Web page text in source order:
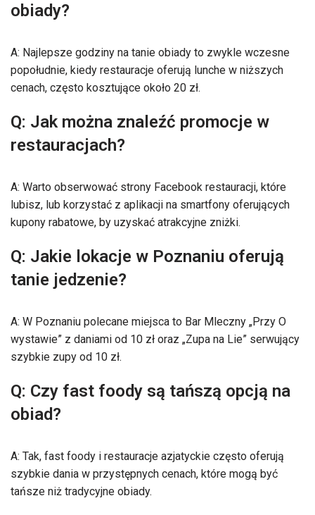
obiady?
A: Najlepsze godziny na tanie obiady to zwykle wczesne
popołudnie, kiedy restauracje oferują lunche w niższych
cenach, często kosztujące około 20 zł.
Q: Jak można znaleźć promocje w
restauracjach?
A: Warto obserwować strony Facebook restauracji, które
lubisz, lub korzystać z aplikacji na smartfony oferujących
kupony rabatowe, by uzyskać atrakcyjne zniżki.
Q: Jakie lokacje w Poznaniu oferują
tanie jedzenie?
A: W Poznaniu polecane miejsca to Bar Mleczny „Przy O
wystawie” z daniami od 10 zł oraz „Zupa na Lie” serwujący
szybkie zupy od 10 zł.
Q: Czy fast foody są tańszą opcją na
obiad?
A: Tak, fast foody i restauracje azjatyckie często oferują
szybkie dania w przystępnych cenach, które mogą być
tańsze niż tradycyjne obiady.